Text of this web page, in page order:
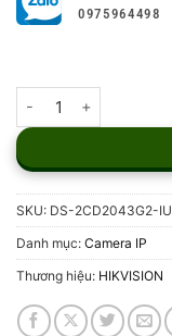
0975964498
SKU: DS-2CD2043G2-IU
Danh mục: Camera IP
Thương hiệu: HIKVISION